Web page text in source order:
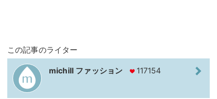
この記事のライター
michill ファッション 117154